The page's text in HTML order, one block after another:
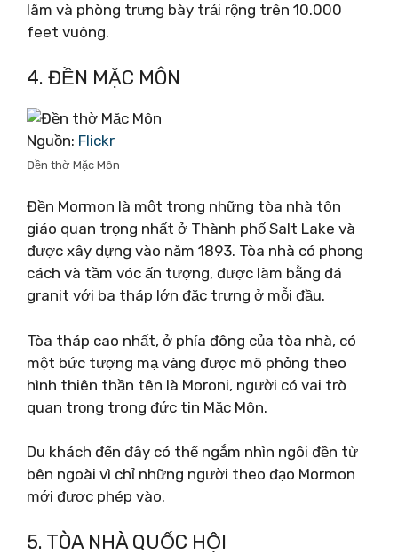
lãm và phòng trưng bày trải rộng trên 10.000
feet vuông.
4. ĐỀN MẶC MÔN
Nguồn: Flickr
Đền thờ Mặc Môn
Đền Mormon là một trong những tòa nhà tôn
giáo quan trọng nhất ở Thành phố Salt Lake và
được xây dựng vào năm 1893. Tòa nhà có phong
cách và tầm vóc ấn tượng, được làm bằng đá
granit với ba tháp lớn đặc trưng ở mỗi đầu.
Tòa tháp cao nhất, ở phía đông của tòa nhà, có
một bức tượng mạ vàng được mô phỏng theo
hình thiên thần tên là Moroni, người có vai trò
quan trọng trong đức tin Mặc Môn.
Du khách đến đây có thể ngắm nhìn ngôi đền từ
bên ngoài vì chỉ những người theo đạo Mormon
mới được phép vào.
5. TÒA NHÀ QUỐC HỘI